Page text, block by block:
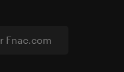
Fnac.com